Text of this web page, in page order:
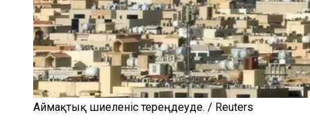
Аймақтық шиеленіс тереңдеуде. / Reuters